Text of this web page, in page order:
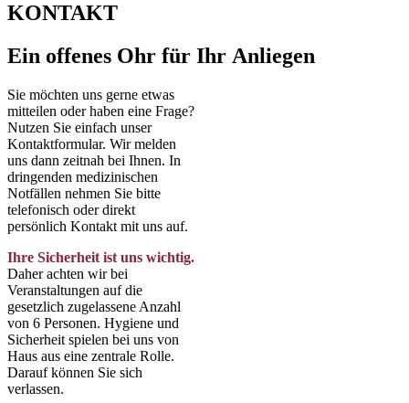
KONTAKT
Ein offenes Ohr für Ihr Anliegen
Sie möchten uns gerne etwas
mitteilen oder haben eine Frage?
Nutzen Sie einfach unser
Kontaktformular. Wir melden
uns dann zeitnah bei Ihnen. In
dringenden medizinischen
Notfällen nehmen Sie bitte
telefonisch oder direkt
persönlich Kontakt mit uns auf.
Ihre Sicherheit ist uns wichtig.
Daher achten wir bei
Veranstaltungen auf die
gesetzlich zugelassene Anzahl
von 6 Personen. Hygiene und
Sicherheit spielen bei uns von
Haus aus eine zentrale Rolle.
Darauf können Sie sich
verlassen.